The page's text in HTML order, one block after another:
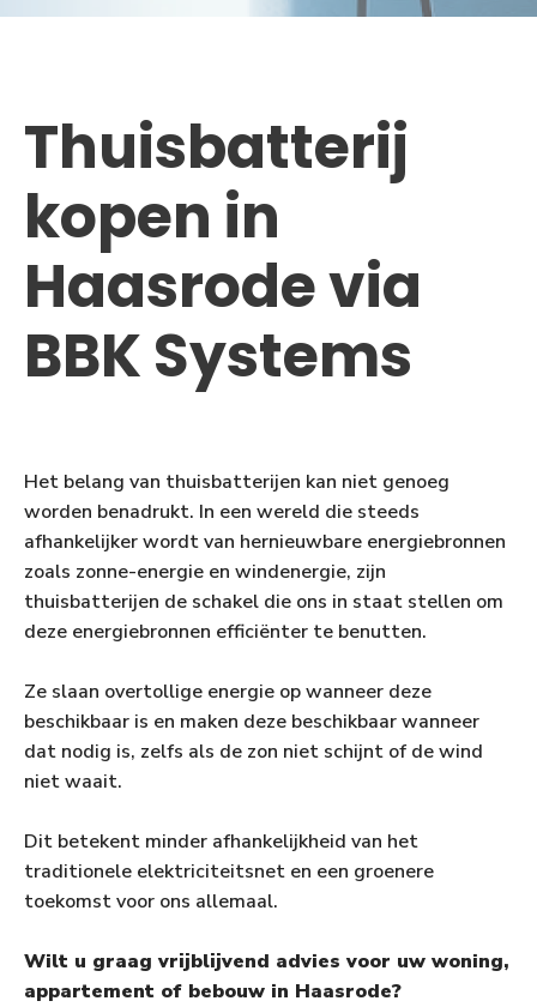
Thuisbatterij
kopen in
Haasrode via
BBK Systems
Het belang van thuisbatterijen kan niet genoeg
worden benadrukt. In een wereld die steeds
afhankelijker wordt van hernieuwbare energiebronnen
zoals zonne-energie en windenergie, zijn
thuisbatterijen de schakel die ons in staat stellen om
deze energiebronnen efficiënter te benutten.
Ze slaan overtollige energie op wanneer deze
beschikbaar is en maken deze beschikbaar wanneer
dat nodig is, zelfs als de zon niet schijnt of de wind
niet waait.
Dit betekent minder afhankelijkheid van het
traditionele elektriciteitsnet en een groenere
toekomst voor ons allemaal.
Wilt u graag vrijblijvend advies voor uw woning,
appartement of bebouw in Haasrode?